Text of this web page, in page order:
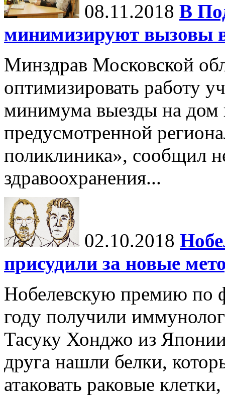
08.11.2018 В
минимизируют вызовы
Минздрав Московской
оптимизировать работу
минимума выезды на дом
предусмотренной
поликлиника», сообщил
здравоохранения...
02.10.2018
присудили за новые
Нобелевскую премию по
году получили
Тасуку Хонджо из
друга нашли белки,
атаковать раковые